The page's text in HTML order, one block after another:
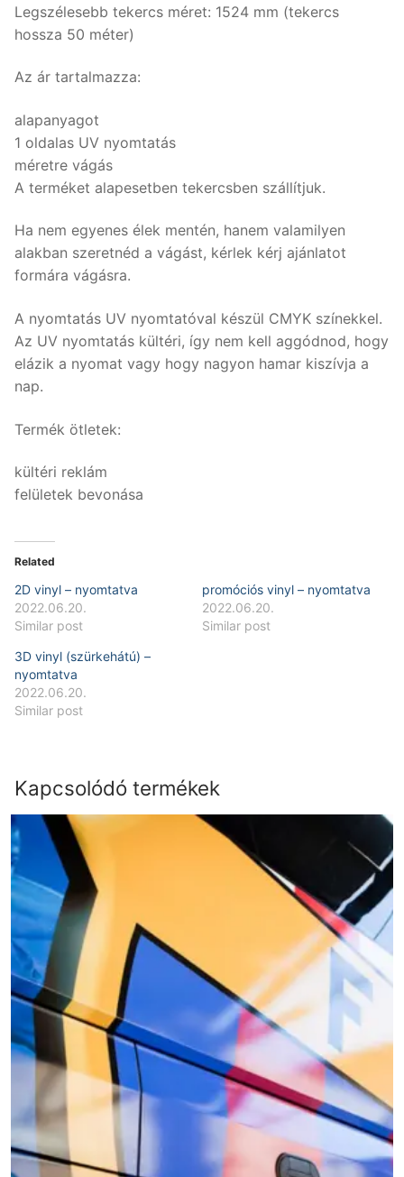
Legszélesebb tekercs méret: 1524 mm (tekercs
hossza 50 méter)
Az ár tartalmazza:
alapanyagot
1 oldalas UV nyomtatás
méretre vágás
A terméket alapesetben tekercsben szállítjuk.
Ha nem egyenes élek mentén, hanem valamilyen
alakban szeretnéd a vágást, kérlek kérj ajánlatot
formára vágásra.
A nyomtatás UV nyomtatóval készül CMYK színekkel.
Az UV nyomtatás kültéri, így nem kell aggódnod, hogy
elázik a nyomat vagy hogy nagyon hamar kiszívja a
nap.
Termék ötletek:
kültéri reklám
felületek bevonása
Related
2D vinyl – nyomtatva
2022.06.20.
Similar post
promóciós vinyl – nyomtatva
2022.06.20.
Similar post
3D vinyl (szürkehátú) –
nyomtatva
2022.06.20.
Similar post
Kapcsolódó termékek